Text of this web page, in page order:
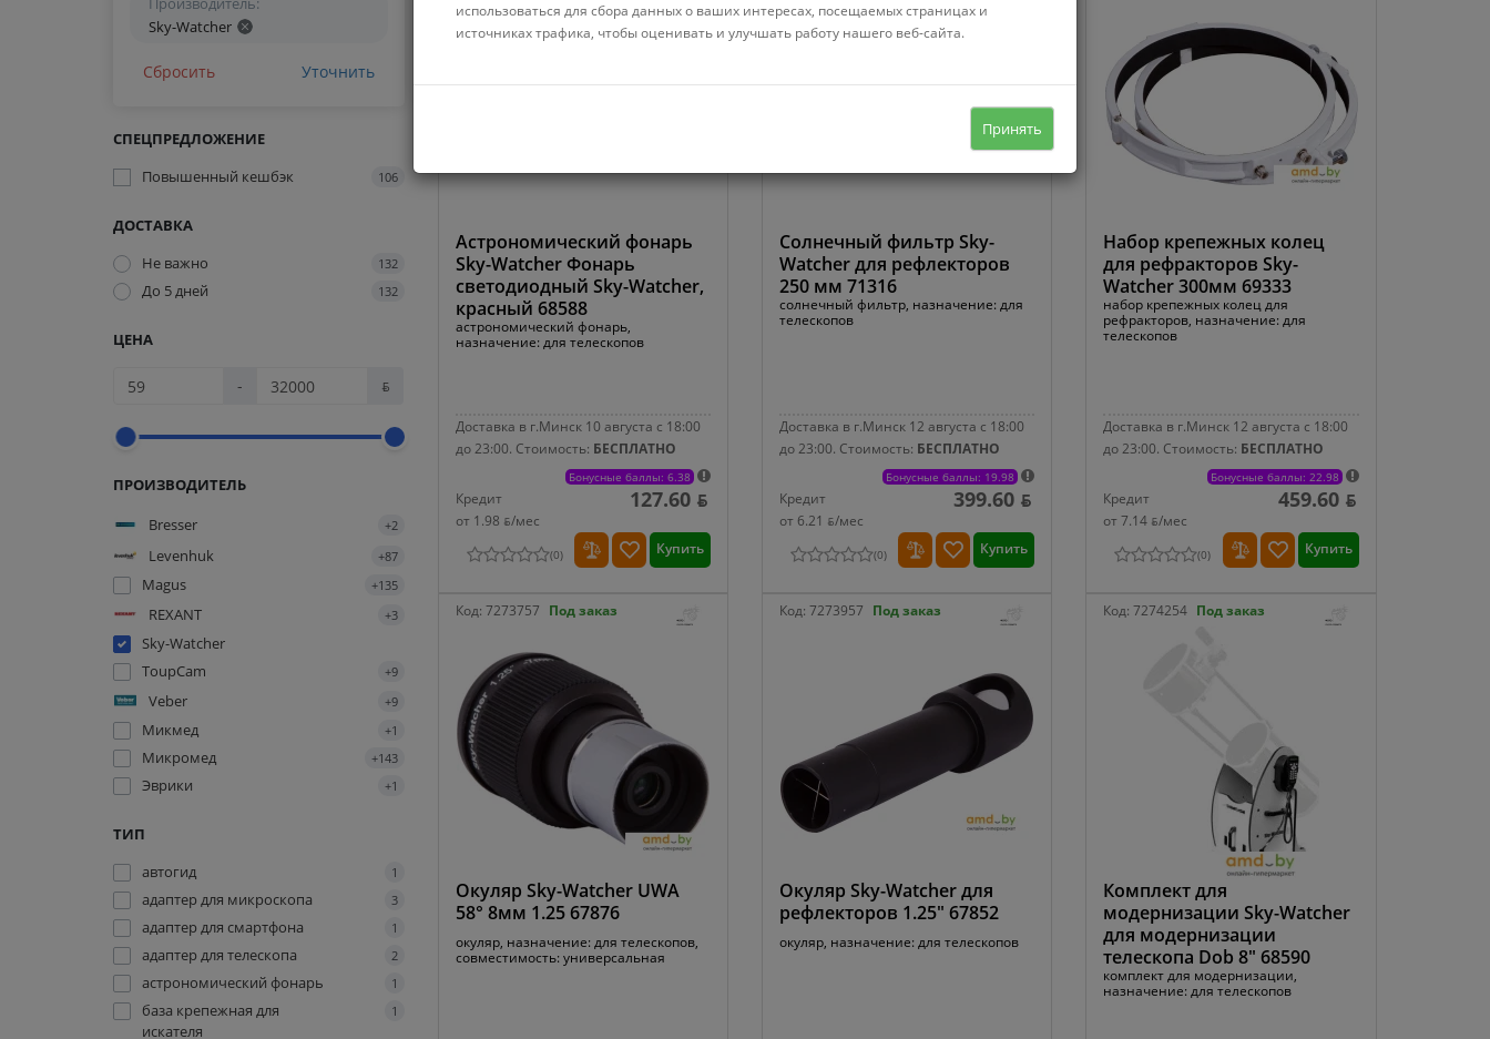
Sky-Watcher
Сбросить Уточнить
СПЕЦПРЕДЛОЖЕНИЕ
Повышенный кешбэк
106
ДОСТАВКА
Не важно
132
До 5 дней 132
ЦЕНА
- ƃ
ПРОИЗВОДИТЕЛЬ
Bresser
+2
Levenhuk +87
Magus +135
REXANT +3
Sky-Watcher
ToupCam
+9
Veber +9
Микмед +1
Микромед +143
Эврики +1
ТИП
автогид
1
адаптер для микроскопа 3
адаптер для смартфона 1
адаптер для телескопа 2
астрономический фонарь 1
база крепежная для
искателя
1
Астрономический фонарь
Sky-Watcher Фонарь
светодиодный Sky-Watcher,
красный 68588
астрономический фонарь,
назначение: для телескопов
Доставка в г.Минск 10 августа с 18:00
до 23:00. Стоимость: БЕСПЛАТНО
Бонусные баллы: 6.38
Кредит
от 1.98 ƃ/мec
127.60 ƃ
(0) Купить
Солнечный фильтр Sky-
Watcher для рефлекторов
250 мм 71316
солнечный фильтр, назначение: для
телескопов
Доставка в г.Минск 12 августа с 18:00
до 23:00. Стоимость: БЕСПЛАТНО
Бонусные баллы: 19.98
Кредит
от 6.21 ƃ/мec
399.60 ƃ
(0) Купить
Набор крепежных колец
для рефракторов Sky-
Watcher 300мм 69333
набор крепежных колец для
рефракторов, назначение: для
телескопов
Доставка в г.Минск 12 августа с 18:00
до 23:00. Стоимость: БЕСПЛАТНО
Бонусные баллы: 22.98
Кредит
от 7.14 ƃ/мec
459.60 ƃ
(0) Купить
Код: 7273757 Под заказ
Окуляр Sky-Watcher UWA
58° 8мм 1.25 67876
окуляр, назначение: для телескопов,
совместимость: универсальная
Код: 7273957 Под заказ
Окуляр Sky-Watcher для
рефлекторов 1.25" 67852
окуляр, назначение: для телескопов
Код:7274254 Под заказ
Комплект для
модернизации Sky-Watcher
для модернизации
телескопа Dob 8" 68590
комплект для модернизации,
назначение: для телескопов
использоваться для сбора данных о ваших интересах, посещаемых страницах и
источниках трафика, чтобы оценивать и улучшать работу нашего веб-сайта.
Принять